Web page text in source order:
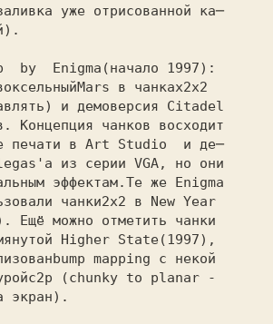
уже отрисованной ка─
by  Enigma
Mars в чанках
и демоверсия Citadel
Концепция чанков восходит
печати в Art Studio  и де─
из серии VGA, но они
эффектам.Те же Enigma
чанки
Higher State
экран).